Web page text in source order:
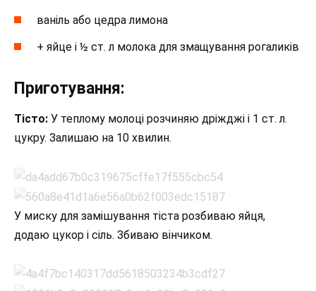
ваніль або цедра лимона
+ яйце і ½ ст. л молока для змащування рогаликів
Приготування:
Тісто: У теплому молоці розчиняю дріжджі і 1 ст. л.
цукру. Залишаю на 10 хвилин.
У миску для замішування тіста розбиваю яйця,
додаю цукор і сіль. Збиваю вінчиком.